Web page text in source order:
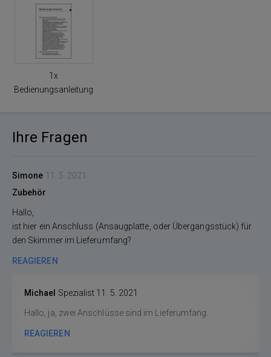
1x
Bedienungsanleitung
Ihre Fragen
Simone 11. 5. 2021
Zubehör
Hallo,
ist hier ein Anschluss (Ansaugplatte, oder Übergangsstück) für
den Skimmer im Lieferumfang?
REAGIEREN
Michael Spezialist 11. 5. 2021
Hallo, ja, zwei Anschlüsse sind im Lieferumfang.
REAGIEREN